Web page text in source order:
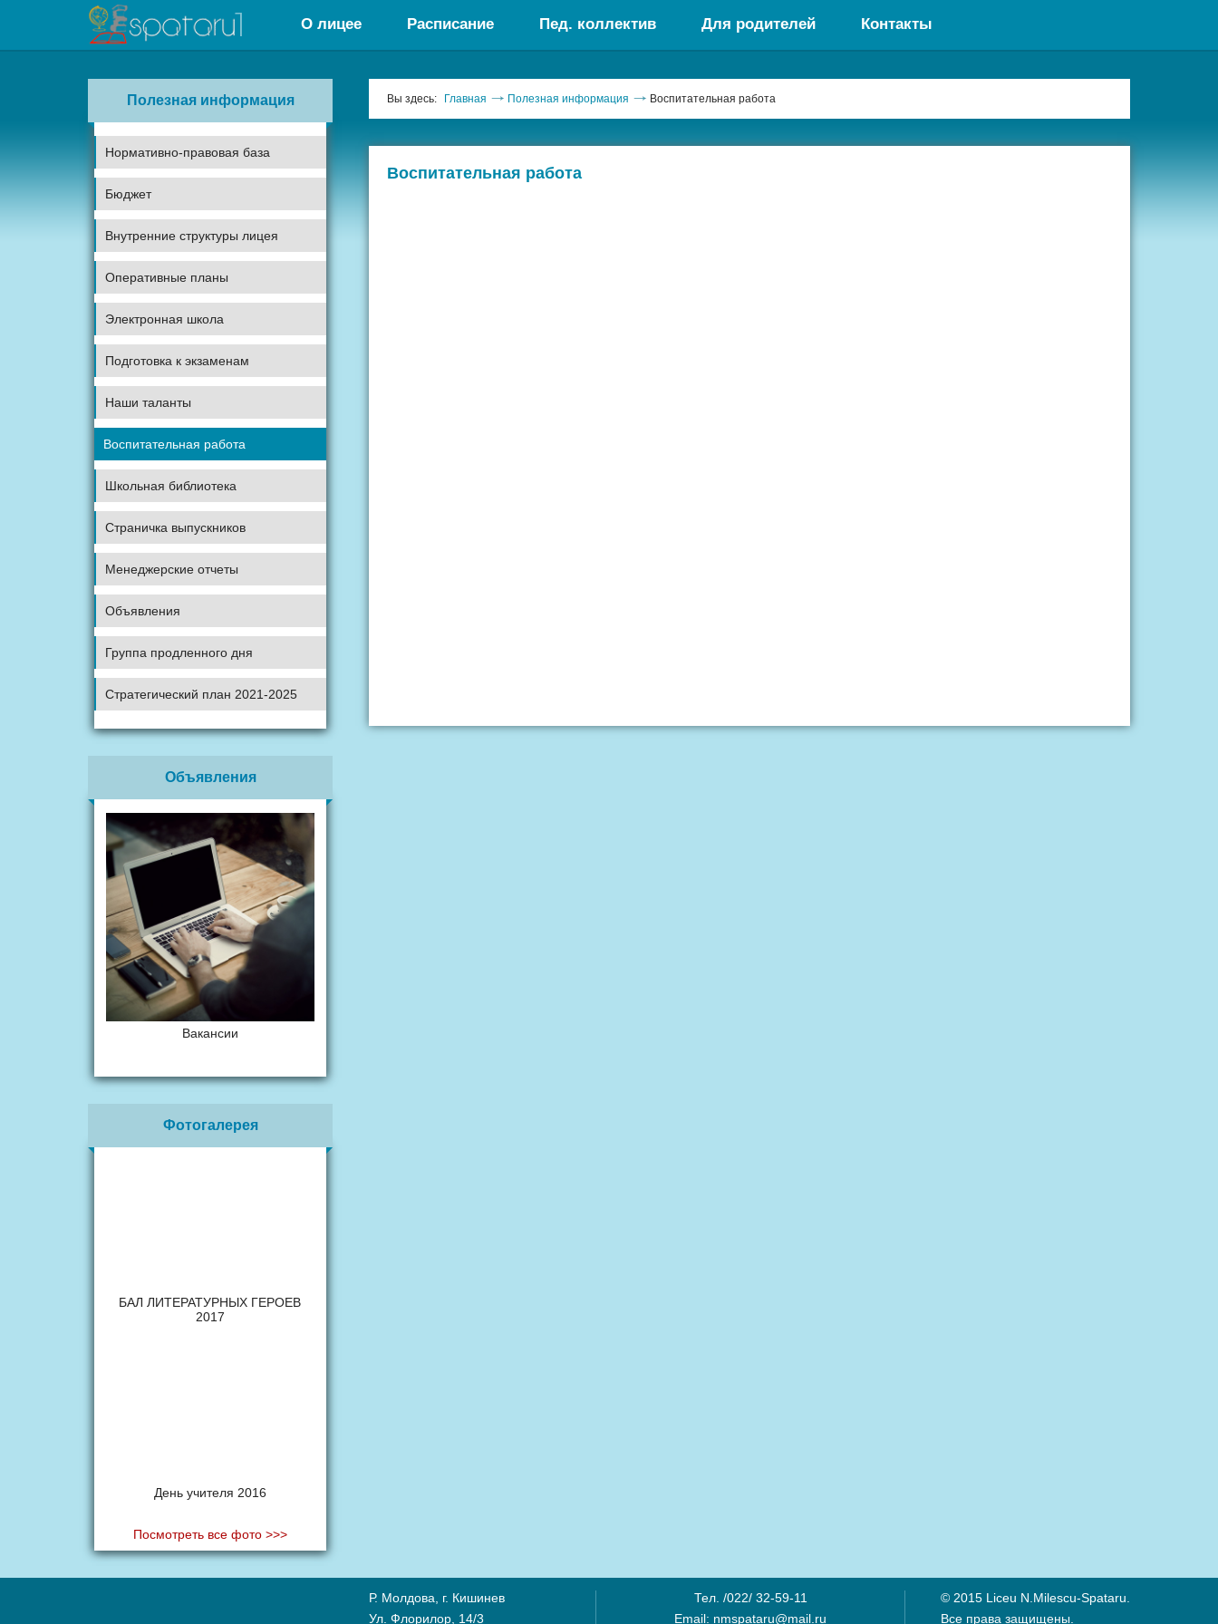
О лицее Расписание Пед. коллектив Для родителей Контакты
Полезная информация
Нормативно-правовая база
Бюджет
Внутренние структуры лицея
Оперативные планы
Электронная школа
Подготовка к экзаменам
Наши таланты
Воспитательная работа
Школьная библиотека
Страничка выпускников
Менеджерские отчеты
Объявления
Группа продленного дня
Стратегический план 2021-2025
Объявления
Вакансии
Фотогалерея
БАЛ ЛИТЕРАТУРНЫХ ГЕРОЕВ
2017
День учителя 2016
Посмотреть все фото >>>
Вы здесь: Главная Полезная информация Воспитательная работа
Воспитательная работа
Р. Молдова, г. Кишинев
Ул. Флорилор, 14/3
Тел. /022/ 32-59-11
Email: nmspataru@mail.ru
© 2015 Liceu N.Milescu-Spataru.
Все права защищены.